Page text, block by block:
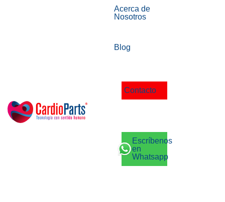
Acerca de
Nosotros
Blog
Contacto
Escríbenos
en
Whatsapp